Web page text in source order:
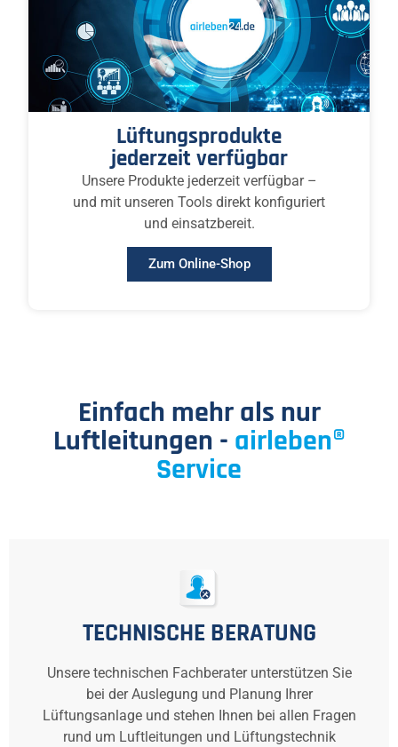
Lüftungsprodukte
jederzeit verfügbar
Unsere Produkte jederzeit verfügbar –
und mit unseren Tools direkt konfiguriert
und einsatzbereit.
Zum Online-Shop
Einfach mehr als nur
Luftleitungen - airleben®
Service
TECHNISCHE BERATUNG
Unsere technischen Fachberater unterstützen Sie
bei der Auslegung und Planung Ihrer
Lüftungsanlage und stehen Ihnen bei allen Fragen
rund um Luftleitungen und Lüftungstechnik